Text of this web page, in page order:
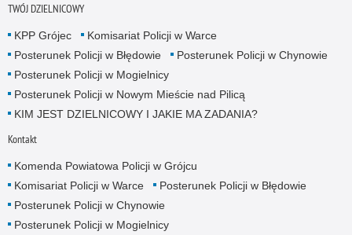
TWÓJ DZIELNICOWY
KPP Grójec
Komisariat Policji w Warce
Posterunek Policji w Błędowie
Posterunek Policji w Chynowie
Posterunek Policji w Mogielnicy
Posterunek Policji w Nowym Mieście nad Pilicą
KIM JEST DZIELNICOWY I JAKIE MA ZADANIA?
Kontakt
Komenda Powiatowa Policji w Grójcu
Komisariat Policji w Warce
Posterunek Policji w Błędowie
Posterunek Policji w Chynowie
Posterunek Policji w Mogielnicy